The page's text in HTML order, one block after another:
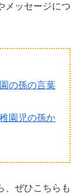
メッセージにつ
の孫の言葉
園児の孫か
、ぜひこちらも